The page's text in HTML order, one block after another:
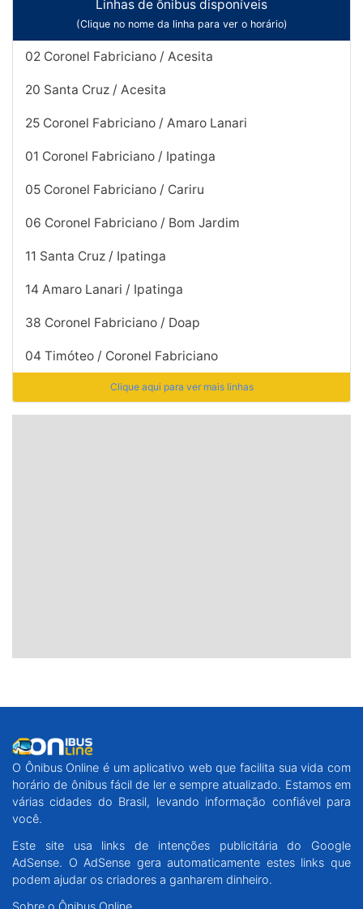
Linhas de ônibus disponíveis
(Clique no nome da linha para ver o horário)
02 Coronel Fabriciano / Acesita
20 Santa Cruz / Acesita
25 Coronel Fabriciano / Amaro Lanari
01 Coronel Fabriciano / Ipatinga
05 Coronel Fabriciano / Cariru
06 Coronel Fabriciano / Bom Jardim
11 Santa Cruz / Ipatinga
14 Amaro Lanari / Ipatinga
38 Coronel Fabriciano / Doap
04 Timóteo / Coronel Fabriciano
Clique aqui para ver mais linhas
O Ônibus Online é um aplicativo web que facilita sua vida com
horário de ônibus fácil de ler e sempre atualizado. Estamos em
várias cidades do Brasil, levando informação confiável para
você.
Este site usa links de intenções publicitária do Google
AdSense. O AdSense gera automaticamente estes links que
podem ajudar os criadores a ganharem dinheiro.